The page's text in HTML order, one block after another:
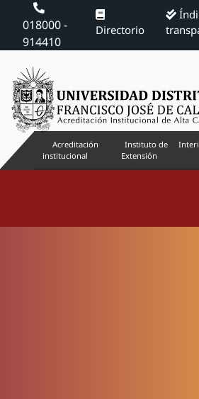
018000 -
914410
Directorio
Acreditación
institucional
Instituto de
Extensión